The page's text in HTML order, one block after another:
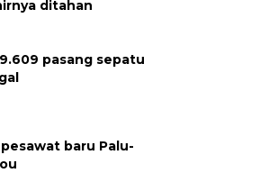
ditahan
pasang sepatu
baru Palu-